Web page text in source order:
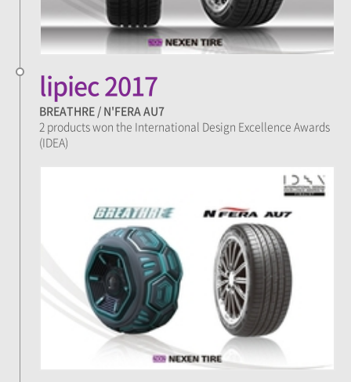
lipiec 2017
BREATHRE / N'FERA AU7
2 products won the International Design Excellence Awards
(IDEA)